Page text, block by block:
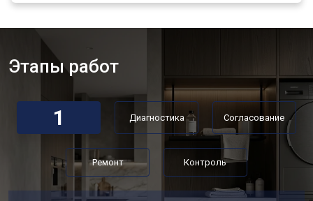
Gaggenau
Ремонт/замена датчика
температуры
Замена ТЭН стиральной машины
Заказать
Замена блока управления от 3600 ₽
Замена заливного клапана от 3250 ₽ Заказать
Замена заливного шланга от 2150 ₽
Замена прессостата от 3350 ₽ Заказать
Этапы работ
1 Диагностика Согласование
Ремонт Контроль